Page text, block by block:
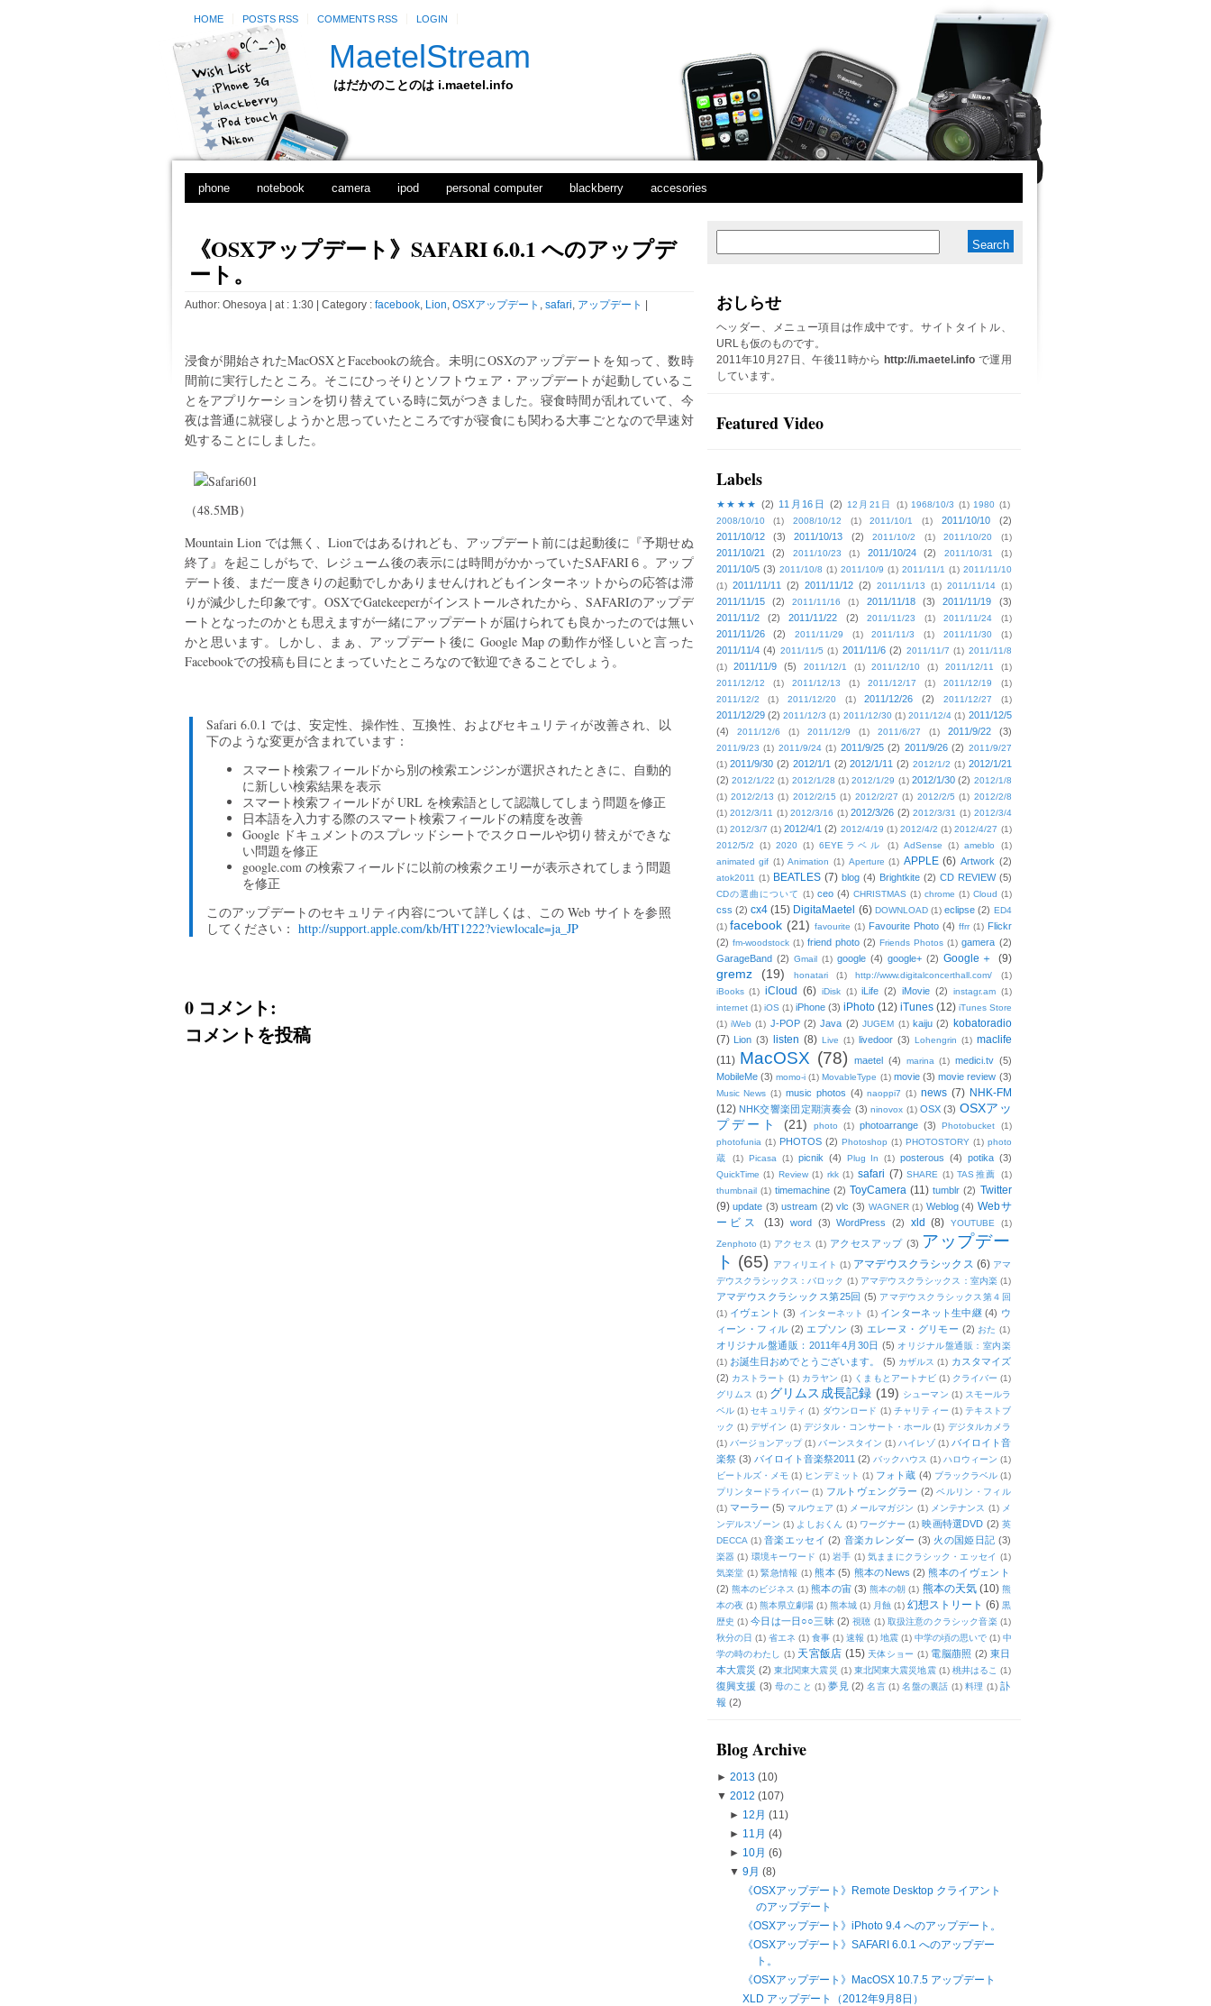
HOME POSTS RSS COMMENTS RSS LOGIN
MaetelStream
はだかのことのは i.maetel.info
phone notebook camera ipod personal computer blackberry accesories
《OSXアップデート》SAFARI 6.0.1 へのアップデ
ート。
Author: Ohesoya| at : 1:30 | Category : facebook, Lion, OSXアップデート , safari, アップデート
浸食が開始されたMacOSXとFacebookの統合。未明にOSXのアップデートを知って、数時
間前に実行したところ。そこにひっそりとソフトウェア・アップデートが起動しているこ
とをアプリケーションを切り替えている時に気がつきました。寝食時間が乱れていて、今
夜は普通に就寝しようかと思っていたところですが寝食にも関わる大事ごとなので早速対
処することにしました。
（48.5MB）
Mountain Lion では無く、Lionではあるけれども、アップデート前には起動後に『予期せぬ
終了』を起こしがちで、レジューム後の表示には時間がかかっていたSAFARI６。アップ
デート後、まだ一度きりの起動でしかありませんけれどもインターネットからの応答は滞
りが減少した印象です。OSXでGatekeeperがインストールされたから、SAFARIのアップデ
ートとなったのかとも思えますが一緒にアップデートが届けられても良かったのでは無い
かと思います。しかし、まぁ、アップデート後に Google Map の動作が怪しいと言った
Facebookでの投稿も目にとまっていたところなので歓迎できることでしょう。
Safari 6.0.1 では、安定性、操作性、互換性、およびセキュリティが改善され、以
下のような変更が含まれています：
スマート検索フィールドから別の検索エンジンが選択されたときに、自動的
に新しい検索結果を表示
スマート検索フィールドが URL を検索語として認識してしまう問題を修正
日本語を入力する際のスマート検索フィールドの精度を改善
Google ドキュメントのスプレッドシートでスクロールや切り替えができな
い問題を修正
google.com の検索フィールドに以前の検索クエリーが表示されてしまう問題
を修正
このアップデートのセキュリティ内容について詳しくは、この Web サイトを参照
してください： http://support.apple.com/kb/HT1222?viewlocale=ja_JP
0 コメント:
コメントを投稿
稿
おしらせ
ヘッダー、メニュー項目は作成中です。サイトタイトル、
URLも仮のものです。
2011年10月27日、午後11時から http://i.maetel.info で運用
しています。
Featured Video
Labels
★★★★ (2) 11月16日 (2) 12月21日 (1) 1968/10/3 (1) 1980 (1)
2008/10/10
(1) 2008/10/12 (1) 2011/10/1 (1) 2011/10/10
(2)
2011/10/12
(3) 2011/10/13 (2) 2011/10/2 (1) 2011/10/20 (1)
2011/10/21 (2) 2011/10/23 (1) 2011/10/24 (2) 2011/10/31 (1)
2011/10/5 (3) 2011/10/8 (1) 2011/10/9 (1) 2011/11/1 (1) 2011/11/10
(1) 2011/11/11 (2) 2011/11/12 (2) 2011/11/13 (1) 2011/11/14 (1)
2011/11/15 (2) 2011/11/16 (1) 2011/11/18 (3) 2011/11/19
(3)
2011/11/2
(2) 2011/11/22 (2) 2011/11/23 (1) 2011/11/24 (1)
2011/11/26 (2) 2011/11/29 (1) 2011/11/3 (1) 2011/11/30 (1)
2011/11/4 (4) 2011/11/5 (1) 2011/11/6 (2) 2011/11/7 (1) 2011/11/8
(1)
2011/11/9 (5) 2011/12/1 (1) 2011/12/10 (1) 2011/12/11
(1)
2011/12/12
(1) 2011/12/13 (1) 2011/12/17 (1) 2011/12/19
(1)
2011/12/2
(1) 2011/12/20 (1) 2011/12/26 (2) 2011/12/27 (1)
2011/12/29 (2) 2011/12/3 (1) 2011/12/30 (1) 2011/12/4 (1) 2011/12/5
(4)
2011/12/6 (1) 2011/12/9 (1) 2011/6/27 (1) 2011/9/22 (3)
2011/9/23 (1) 2011/9/24 (1) 2011/9/25 (2) 2011/9/26 (2) 2011/9/27
(1) 2011/9/30 (2) 2012/1/1 (2) 2012/1/11 (2) 2012/1/2 (1) 2012/1/21
(2) 2012/1/22 (1) 2012/1/28 (1) 2012/1/29 (1) 2012/1/30 (2) 2012/1/8
(1) 2012/2/13 (1) 2012/2/15 (1) 2012/2/27 (1) 2012/2/5 (1) 2012/2/8
(1) 2012/3/11 (1) 2012/3/16 (1) 2012/3/26 (2) 2012/3/31 (1) 2012/3/4
(1) 2012/3/7 (1) 2012/4/1 (2) 2012/4/19 (1) 2012/4/2 (1) 2012/4/27 (1)
2012/5/2
(1) 2020 (1) 6EYEラベル (1) AdSense (1) ameblo
(1)
animated gif (1) Animation (1) Aperture (1) APPLE (6) Artwork (2)
atok2011 (1) BEATLES (7) blog (4) Brightkite (2) CD REVIEW (5)
CDの選曲について (1) ceo (4) CHRISTMAS (1) chrome (1) Cloud (1)
css (2) cx4 (15) DigitaMaetel (6) DOWNLOAD (1) eclipse (2) ED4
(1) facebook (21) favourite (1) Favourite Photo (4) ffrr (1) Flickr
(2) fm-woodstock (1) friend photo (2) Friends Photos (1) gamera (2)
GarageBand (2) Gmail (1) google (4) google+ (2) Google＋ (9)
gremz (19) honatari (1) http://www.digitalconcerthall.com/
(1)
iBooks (1) iCloud (6) iDisk (1) iLife (2) iMovie (2) instagr.am (1)
internet (1) iOS (1) iPhone (3) iPhoto (12) iTunes (12) iTunes Store
(1) iWeb (1) J-POP (2) Java (2) JUGEM (1) kaiju (2)
kobatoradio
(7) Lion (3) listen (8) Live (1) livedoor (3) Lohengrin (1) maclife
(11) MacOSX (78) maetel (4) marina (1) medici.tv (5)
MobileMe (3) momo-i (1) MovableType (1) movie (3) movie review (3)
Music News (1) music photos (4) naoppi7 (1) news (7) NHK-FM
(12) NHK交響楽団定期演奏会 (3) ninovox (1) OSX (3) OSXアッ
プデート
(21) photo (1) photoarrange (3) Photobucket
(1)
photofunia (1) PHOTOS (2) Photoshop (1) PHOTOSTORY (1) photo
蔵
(1) Picasa (1) picnik (4) Plug In (1) posterous (4) potika (3)
QuickTime (1) Review (1) rkk (1) safari (7) SHARE (1) TAS推薦
(1)
thumbnail (1) timemachine (2) ToyCamera (11) tumblr (2) Twitter
(9) update (3) ustream (2) vlc (3) WAGNER (1) Weblog (4) Webサ
ービス
(13) word (3) WordPress (2) xld (8) YOUTUBE (1)
Zenphoto (1) アクセス (1) アクセスアップ (3) アップデー
ト (65) アフィリエイト (1) アマデウスクラシックス (6) アマ
デウスクラシックス：バロック (1) アマデウスクラシックス：室内楽 (1)
アマデウスクラシックス第25回 (5) アマデウスクラシックス第４回
(1) イヴェント (3) インターネット (1) インターネット生中継 (4) ウ
ィーン・フィル (2) エプソン (3) エレーヌ・グリモー (2) おた (1)
オリジナル盤通販：2011年4月30日 (5) オリジナル盤通販：室内楽
(1) お誕生日おめでとうございます。 (5) カザルス (1) カスタマイズ
(2) カストラート (1) カラヤン (1) くまもとアートナビ (1) クライバー (1)
グリムス (1) グリムス成長記録 (19) シューマン (1) スモールラ
ベル (1) セキュリティ (1) ダウンロード (1) チャリティー (1) テキストブ
ック (1) デザイン (1) デジタル・コンサート・ホール (1) デジタルカメラ
(1) バージョンアップ (1) バーンスタイン (1) ハイレゾ (1) バイロイト音
楽祭 (3) バイロイト音楽祭2011 (2) バックハウス (1) ハロウィーン (1)
ビートルズ・メモ (1) ヒンデミット (1) フォト蔵 (4) ブラックラベル (1)
プリンタードライバー (1) フルトヴェングラー (2) ベルリン・フィル
(1) マーラー (5) マルウェア (1) メールマガジン (1) メンテナンス (1) メ
ンデルスゾーン (1) よしおくん (1) ワーグナー (1) 映画特選DVD (2) 英
DECCA (1) 音楽エッセイ (2) 音楽カレンダー (3) 火の国姫日記 (3)
楽器 (1) 環境キーワード (1) 岩手 (1) 気ままにクラシック・エッセイ (1)
気楽堂 (1) 緊急情報 (1) 熊本 (5) 熊本のNews (2) 熊本のイヴェント
(2) 熊本のビジネス (1) 熊本の宙 (3) 熊本の朝 (1) 熊本の天気 (10) 熊
本の夜 (1) 熊本県立劇場 (1) 熊本城 (1) 月蝕 (1) 幻想ストリート (6) 黒
歴史 (1) 今日は一日○○三昧 (2) 視聴 (1) 取扱注意のクラシック音楽 (1)
秋分の日 (1) 省エネ (1) 食事 (1) 速報 (1) 地震 (1) 中学の頃の思いで (1) 中
学の時のわたし
(1) 天宮飯店 (15) 天体ショー (1) 電脳萠照 (2) 東日
本大震災 (2) 東北関東大震災 (1) 東北関東大震災地震 (1) 桃井はるこ (1)
復興支援 (3) 母のこと (1) 夢見 (2) 名言 (1) 名盤の裏話 (1) 料理 (1) 訃
報 (2)
Blog Archive
► 2013 (10)
▼ 2012 (107)
► 12月 (11)
► 11月 (4)
► 10月 (6)
▼ 9月 (8)
《OSXアップデート》Remote Desktop クライアント
のアップデート
《OSXアップデート》iPhoto 9.4 へのアップデート。
《OSXアップデート》SAFARI 6.0.1 へのアップデー
ト。
《OSXアップデート》MacOSX 10.7.5 アップデート
XLD アップデート（2012年9月8日）